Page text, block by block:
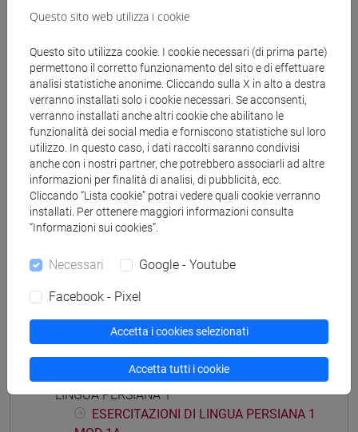
Materiali su Moodle
Corsi di studio e percorsi
[LT40] LINGUE, CULTURE E SOCIETÀ DELL'ASIA
E DELL'AFRICA MEDITERRANEA - Laurea
subcontinente indiano /cina/ giappone/corea/
vicino e medio oriente
Insegnamenti mutuati
Struttura generale dell'insegnamento
LINGUA PERSIANA 1
ESERCITAZIONI DI LINGUA PERSIANA 1
Questo sito web utilizza i cookie
Questo sito utilizza cookie. I cookie necessari (di prima parte)
permettono il corretto funzionamento del sito e di effettuare
analisi statistiche anonime. Cliccando sulla X in alto a destra
verranno installati solo i cookie necessari. Se acconsenti,
verranno installati anche altri cookie che abilitano le
funzionalità dei social media e forniscono statistiche sul loro
utilizzo. In questo caso, i dati raccolti saranno condivisi
anche con i nostri partner, che potrebbero associarli ad altre
informazioni per finalità di analisi, di pubblicità, ecc.
Cliccando “Lista cookie” potrai vedere quali cookie verranno
installati. Per ottenere maggiori informazioni consulta
“Informazioni sui cookies”.
Necessari Google - Youtube
Facebook - Pixel
Accetta i cookies selezionati
Accetta tutti i cookie